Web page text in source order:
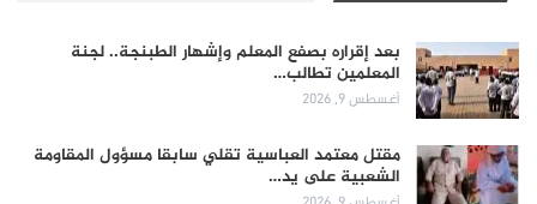
بعد إقراره بصفع المعلم وإشهار الطبنجة.. لجنة
المعلمين تطالب…
أغسطس 9, 2026
مقتل معتمد العباسية تقلي سابقا مسؤول المقاومة
الشعبية على يد…